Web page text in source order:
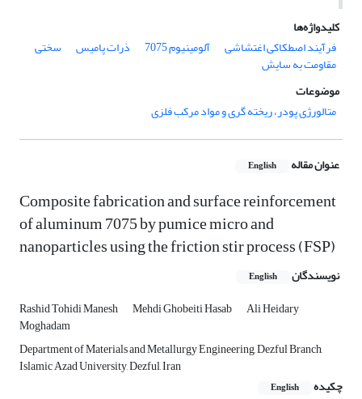
کلیدواژه‌ها
فرآیند اصطکاکی اغتشاشی
آلومینیوم 7075 ذرات پامیس سختی
مقاومت به سایش
موضوعات
متالورژی پودر، ریخته گری و مواد مرکب فلزی
عنوان مقاله English
Composite fabrication and surface reinforcement
of aluminum 7075 by pumice micro and
nanoparticles using the friction stir process (FSP)
نویسندگان English
Rashid Tohidi Manesh Mehdi Ghobeiti Hasab Ali Heidary
Moghadam
Department of Materials and Metallurgy Engineering, Dezful Branch,
Islamic Azad University, Dezful, Iran
چکیده
English